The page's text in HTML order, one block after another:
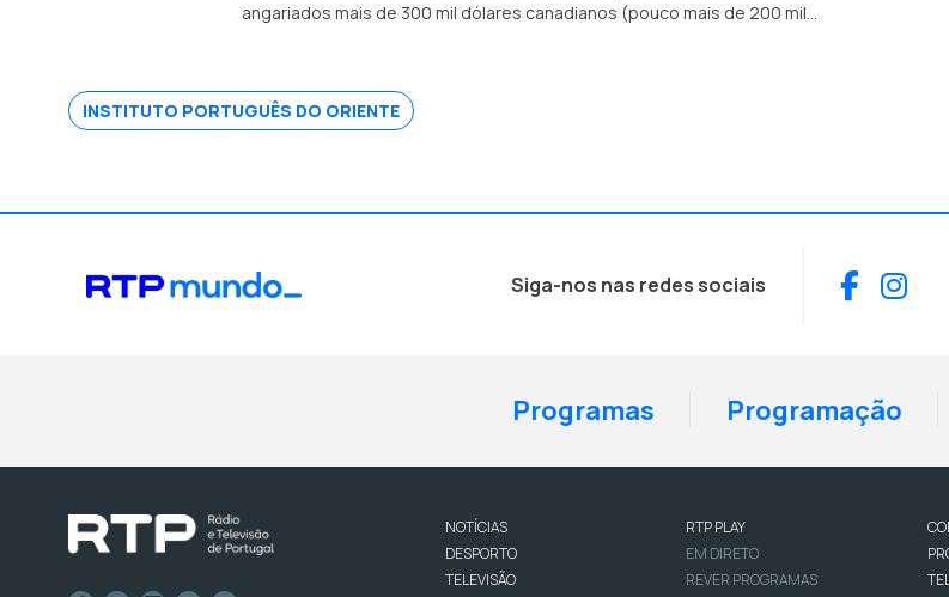
angariados mais de 300 mil dólares canadianos (pouco mais de 200 mil
INSTITUTO PORTUGUÊS DO ORIENTE
Siga-nos nas redes sociais
Programas Programação
NOTÍCIAS
DESPORTO
TELEVISÃO
RTP PLAY
EM DIRETO
REVER PROGRAMAS